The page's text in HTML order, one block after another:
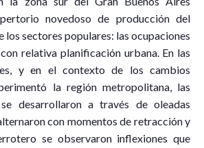
novedoso de producción del
sectores populares: las ocupaciones
relativa planificación urbana. En las
y en el contexto de los cambios
la región metropolitana, las
desarrollaron a través de oleadas
con momentos de retracción y
se observaron inflexiones que